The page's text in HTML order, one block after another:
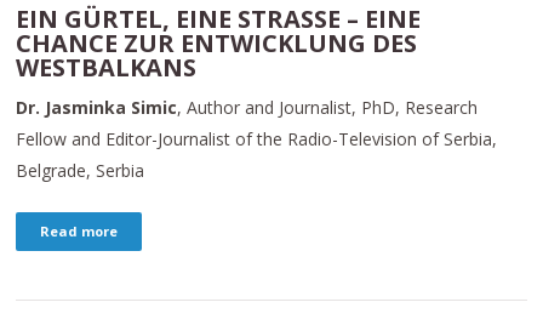
EIN GÜRTEL, EINE STRASSE – EINE C
HANCE ZUR ENTWICKLUNG DES W
ESTBALKANS
Dr. Jasminka Simic, Author and Journalist, PhD, Research
Fellow and Editor-Journalist of the Radio-Television of Serbia,
Belgrade, Serbia
Read more